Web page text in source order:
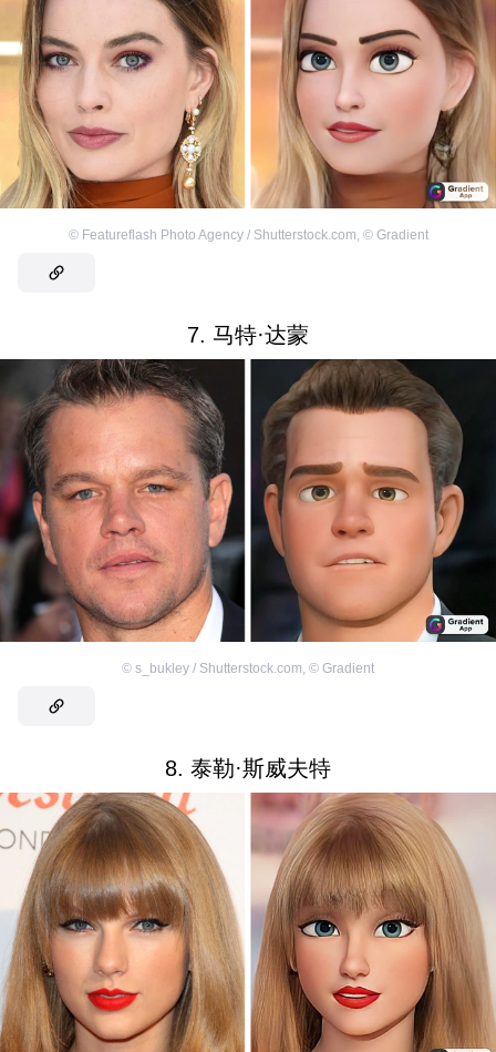
© Featureflash Photo Agency / Shutterstock.com © Gradient
7. 马特·达蒙
© s_bukley / Shutterstock.com, © Gradient
8. 泰勒·斯威夫特